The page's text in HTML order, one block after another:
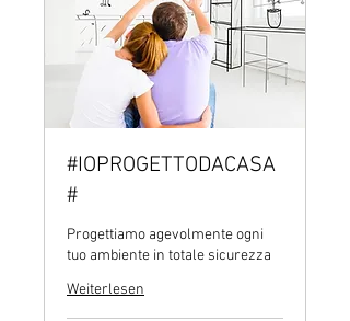
#IOPROGETTODACASA
#
Progettiamo agevolmente ogni
tuo ambiente in totale sicurezza
Weiterlesen